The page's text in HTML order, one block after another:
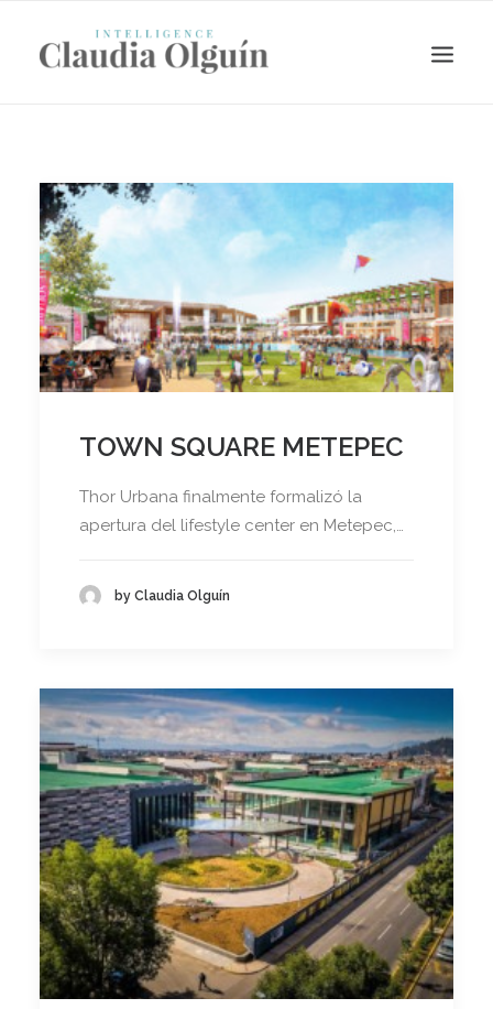
Search
TOWN SQUARE METEPEC
Thor Urbana finalmente formalizó la
apertura del lifestyle center en Metepec,…
by Claudia Olguín